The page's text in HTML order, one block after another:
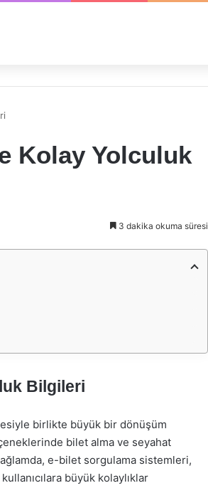
Kolay Yolculuk
3 dakika okuma süresi
Bilgileri
birlikte büyük bir dönüşüm
bilet alma ve seyahat
e-bilet sorgulama sistemleri,
büyük kolaylıklar